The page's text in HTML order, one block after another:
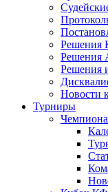
Решения
Новости
Турниры